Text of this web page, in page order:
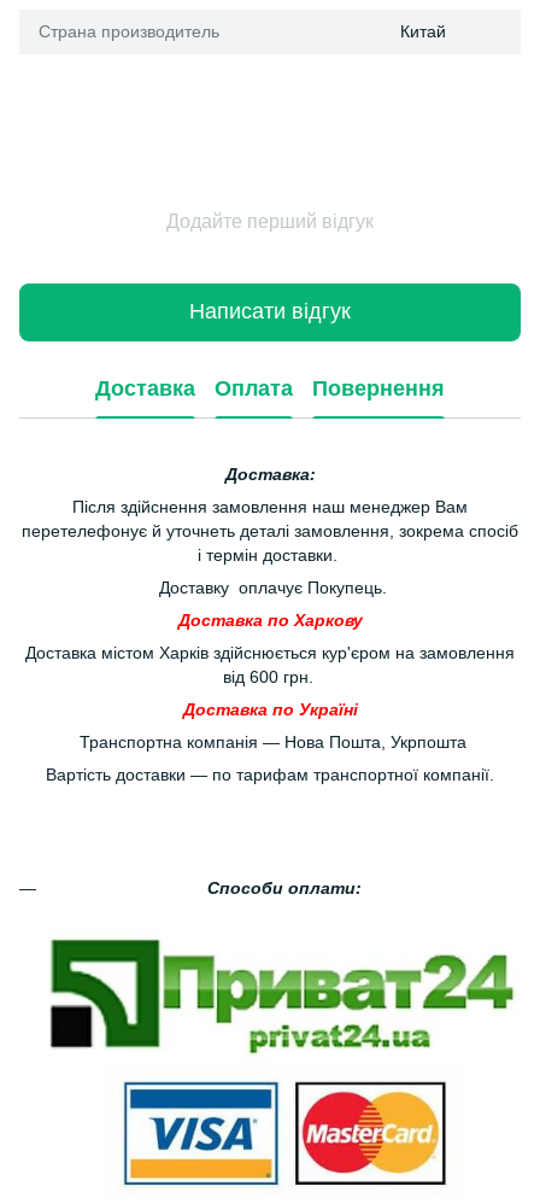
Страна производитель Китай
Додайте перший відгук
Написати відгук
Доставка Оплата Повернення
Доставка:
Після здійснення замовлення наш менеджер Вам
перетелефонує й уточнеть деталі замовлення, зокрема спосіб
і термін доставки.
Доставку оплачує Покупець.
Доставка по Харкову
Доставка містом Харків здійснюється кур'єром на замовлення
від 600 грн.
Доставка по Україні
Транспортна компанія — Нова Пошта, Укрпошта
Вартість доставки — по тарифам транспортної компанії.
Способи оплати: